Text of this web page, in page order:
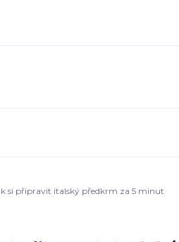
si připravit italský předkrm za 5 minut